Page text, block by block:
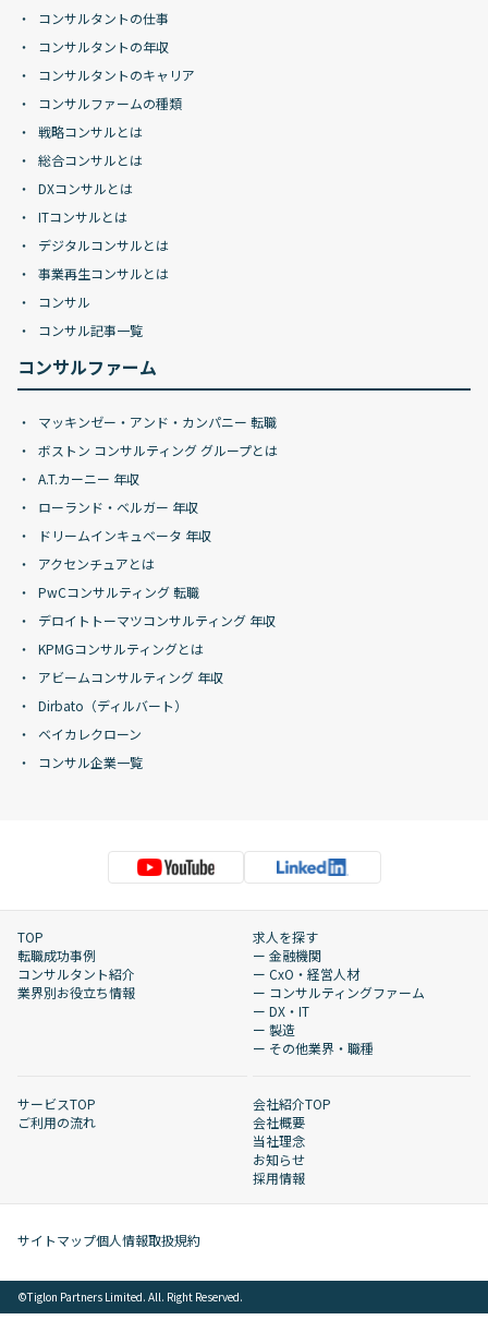
コンサルタントの仕事
コンサルタントの年収
コンサルタントのキャリア
コンサルファームの種類
戦略コンサルとは
総合コンサルとは
DXコンサルとは
ITコンサルとは
デジタルコンサルとは
事業再生コンサルとは
コンサル
コンサル記事一覧
コンサルファーム
マッキンゼー・アンド・カンパニー 転職
ボストン コンサルティング グループとは
A.T.カーニー 年収
ローランド・ベルガー 年収
ドリームインキュベータ 年収
アクセンチュアとは
PwCコンサルティング 転職
デロイトトーマツコンサルティング 年収
KPMGコンサルティングとは
アビームコンサルティング 年収
Dirbato（ディルバート）
ベイカレクローン
コンサル企業一覧
TOP
転職成功事例
コンサルタント紹介
業界別お役立ち情報
求人を探す
ー 金融機関
ー CxO・経営人材
ー コンサルティングファーム
ー DX・IT
ー 製造
ー その他業界・職種
サービスTOP
ご利用の流れ
会社紹介TOP
会社概要
当社理念
お知らせ
採用情報
サイトマップ個人情報取扱規約
©︎Tiglon Partners Limited. All. Right Reserved.